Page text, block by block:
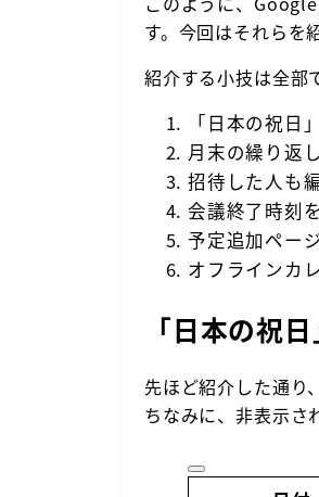
す。今回はそれらを
紹介する小技は全部
「日本の祝日
月末の繰り返
招待した人も
会議終了時刻
予定追加ペー
オフラインカ
「日本の祝
先ほど紹介した通り
ちなみに、非表示さ